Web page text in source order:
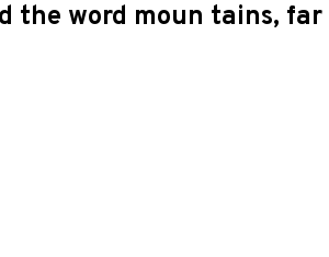
the word moun tains,